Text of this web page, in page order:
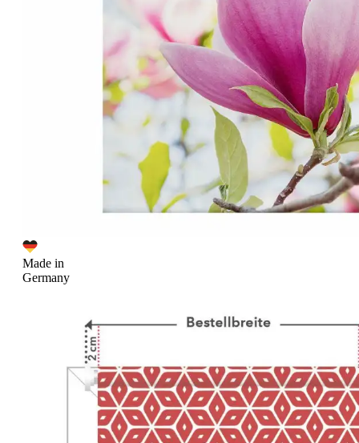
Made in
Germany